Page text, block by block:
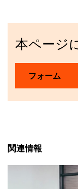
本ページ
フォーム
関連情報